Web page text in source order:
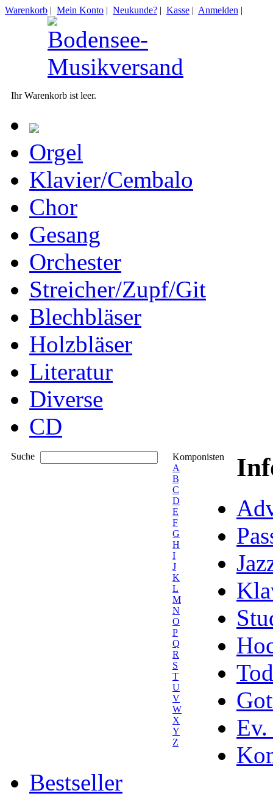
Warenkorb | Mein Konto | Neukunde? | Kasse | Anmelden |
Ihr Warenkorb ist leer.
Orgel
Klavier/Cembalo
Chor
Gesang
Orchester
Streicher/Zupf/Git
Blechbläser
Holzbläser
Literatur
Diverse
CD
Suche
Komponisten
A
B
C
D
E
F
G
H
I
J
K
L
M
N
O
P
Q
R
S
T
U
V
W
X
Y
Z
Ev.
Bestseller